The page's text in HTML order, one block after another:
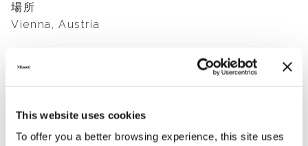
This website uses cookies
To offer you a better browsing experience, this site uses
場所
Vienna, Austria
インテリア・デザイン・プロジェクト